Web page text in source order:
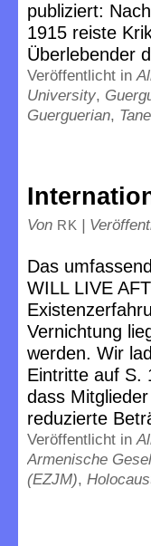
publiziert:
1915 reiste
Überlebender
Veröffentlicht in
University,
Guerguerian,
Von RK |
Das
WILL LIVE
Vernichtung
werden. Wir
Eintritte auf S.
dass
reduzierte
Veröffentlicht in
Armenische
(EZJM),